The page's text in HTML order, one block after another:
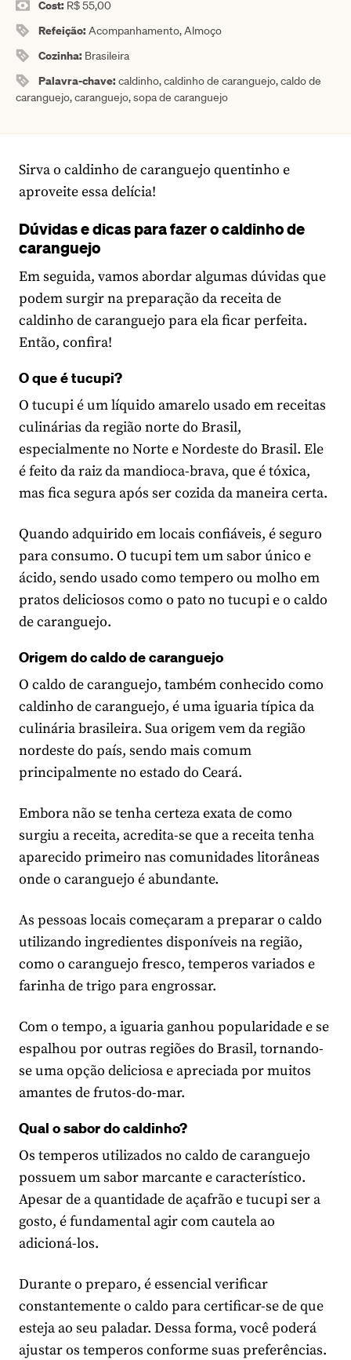
Cost: R$ 55,00
Refeição:Acompanhamento, Almoço
Cozinha: Brasileira
Palavra-chave:caldinho, caldinho de caranguejo, caldo de
caranguejo, caranguejo, sopa de caranguejo
Sirva o caldinho de caranguejo quentinho e
aproveite essa delícia!
Dúvidas e dicas para fazer o caldinho de
caranguejo
Em seguida, vamos abordar algumas dúvidas que
podem surgir na preparação da receita de
caldinho de caranguejo para ela ficar perfeita.
Então, confira!
O que é tucupi?
O tucupi é um líquido amarelo usado em receitas
culinárias da região norte do Brasil,
especialmente no Norte e Nordeste do Brasil. Ele
é feito da raiz da mandioca-brava, que é tóxica,
mas fica segura após ser cozida da maneira certa.
Quando adquirido em locais confiáveis, é seguro
para consumo. O tucupi tem um sabor único e
ácido, sendo usado como tempero ou molho em
pratos deliciosos como o pato no tucupi e o caldo
de caranguejo.
Origem do caldo de caranguejo
O caldo de caranguejo, também conhecido como
caldinho de caranguejo, é uma iguaria típica da
culinária brasileira. Sua origem vem da região
nordeste do país, sendo mais comum
principalmente no estado do Ceará.
Embora não se tenha certeza exata de como
surgiu a receita, acredita-se que a receita tenha
aparecido primeiro nas comunidades litorâneas
onde o caranguejo é abundante.
As pessoas locais começaram a preparar o caldo
utilizando ingredientes disponíveis na região,
como o caranguejo fresco, temperos variados e
farinha de trigo para engrossar.
Com o tempo, a iguaria ganhou popularidade e se
espalhou por outras regiões do Brasil, tornando-
se uma opção deliciosa e apreciada por muitos
amantes de frutos-do-mar.
Qual o sabor do caldinho?
Os temperos utilizados no caldo de caranguejo
possuem um sabor marcante e característico.
Apesar de a quantidade de açafrão e tucupi ser a
gosto, é fundamental agir com cautela ao
adicioná-los.
Durante o preparo, é essencial verificar
constantemente o caldo para certificar-se de que
esteja ao seu paladar. Dessa forma, você poderá
ajustar os temperos conforme suas preferências.